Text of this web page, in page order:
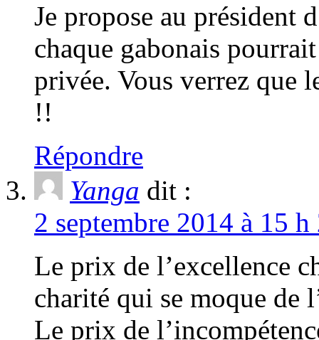
Je propose au président
chaque gabonais
privée. Vous verrez que
!!
Répondre
Yanga dit :
2 septembre 2014 à 15
Le prix de l’excellence
charité qui se moque de
Le prix de